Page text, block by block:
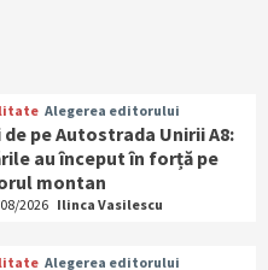
Alegerea editorului
de pe Autostrada Unirii A8:
au început în forță pe
montan
2026 Ilinca Vasilescu
Alegerea editorului